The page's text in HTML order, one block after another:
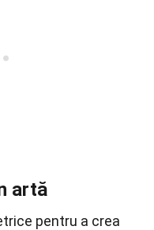
artă
pentru a crea